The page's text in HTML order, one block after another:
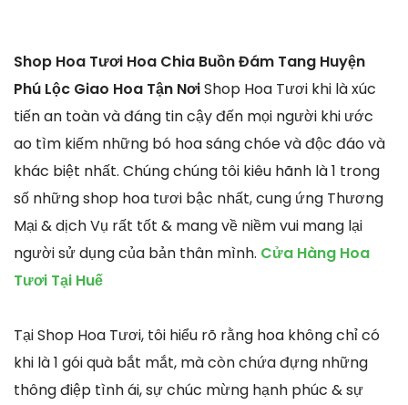
Shop Hoa Tươi Hoa Chia Buồn Đám Tang Huyện
Phú Lộc Giao Hoa Tận NơiShop Hoa Tươi khi là xúc
tiến an toàn và đáng tin cậy đến mọi người khi ước
ao tìm kiếm những bó hoa sáng chóe và độc đáo và
khác biệt nhất. Chúng chúng tôi kiêu hãnh là 1 trong
số những shop hoa tươi bậc nhất, cung ứng Thương
Mại & dịch Vụ rất tốt & mang về niềm vui mang lại
người sử dụng của bản thân mình. Cửa Hàng Hoa
Tươi Tại Huế
Tại Shop Hoa Tươi, tôi hiểu rõ rằng hoa không chỉ có
khi là 1 gói quà bắt mắt, mà còn chứa đựng những
thông điệp tình ái, sự chúc mừng hạnh phúc & sự